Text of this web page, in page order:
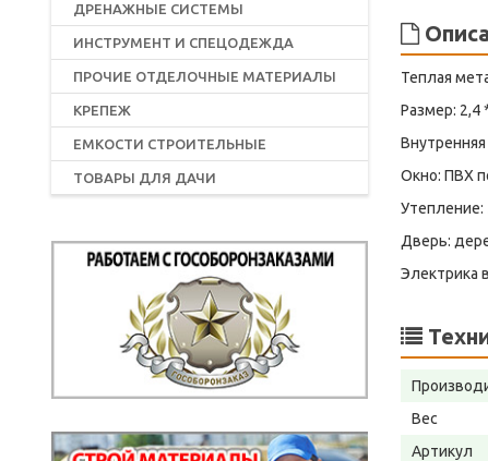
ДРЕНАЖНЫЕ СИСТЕМЫ
ИНСТРУМЕНТ И СПЕЦОДЕЖДА
ПРОЧИЕ ОТДЕЛОЧНЫЕ МАТЕРИАЛЫ
КРЕПЕЖ
ЕМКОСТИ СТРОИТЕЛЬНЫЕ
ТОВАРЫ ДЛЯ ДАЧИ
Теплая
Размер: 2,4
Окно: ПВХ
Утепление:
Дверь:
Электрика
Вес
Артикул